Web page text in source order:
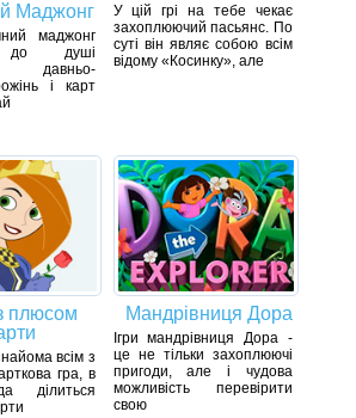
Маджонг
маджонг
до душі
давньо-
і карт
У цій грі на тебе чекає
захоплюючий пасьянс. По
суті він являє собою всім
відому «Косинку», але
плюсом
всім з
гра, в
ділиться
Мандрівниця Дора
Ігри мандрівниця Дора -
це не тільки захоплюючі
пригоди, але і чудова
можливість перевірити
свою